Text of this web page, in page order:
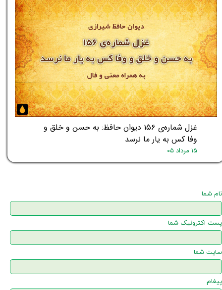
★
غزل شماره‌ی ۱۵۶ دیوان حافظ: به حسن و خلق و
وفا کس به یار ما نرسد
۱۵ مرداد ۰۵
نام شما
پست اکترونیک شما
سایت شما
پیغام